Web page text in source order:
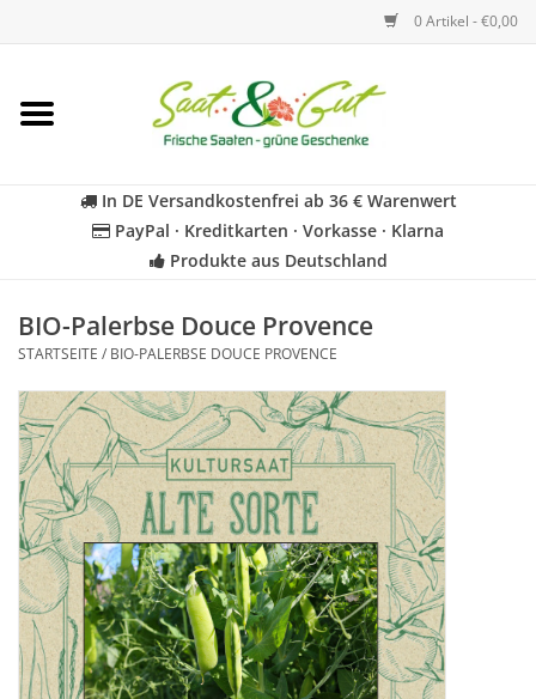
0 Artikel - €0,00
Startseite
Kräuter
Für Kinder
Geschenkideen
Katalog
In DE Versandkostenfrei ab 36 € Warenwert
PayPal · Kreditkarten · Vorkasse · Klarna
Produkte aus Deutschland
BIO-Palerbse Douce Provence
STARTSEITE / BIO-PALERBSE DOUCE PROVENCE